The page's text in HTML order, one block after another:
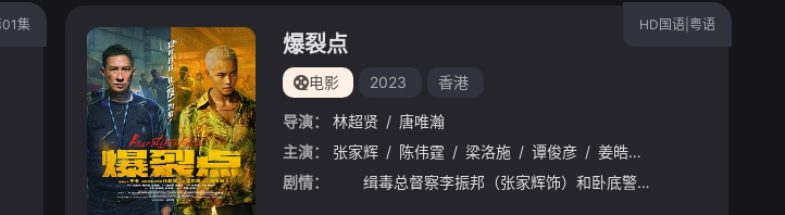
01集
张兆辉 / 谢天华 / 洪天明 / 黄浩然 / 龚慈恩 / 王梓轩 / 欧锦棠 / 何果轩 / 詹秉熙 /
HD国语|粤语
爆裂点
电影 2023 香港
导演： 林超贤 / 唐唯瀚
主演：
张家辉 / 陈伟霆 / 梁洛施 / 谭俊彦 / 姜皓文
剧情：
缉毒总督察李振邦（张家辉饰）和卧底警员江铭（陈伟霆饰）秘密执行追捕毒贩计划，无奈遭遇险境，江铭被迫游走黑白边缘，逐渐失控。为坚守底线，昔日队友互生杀意。猜忌、愤怒、疯狂、失望……全员丧失理智，濒临